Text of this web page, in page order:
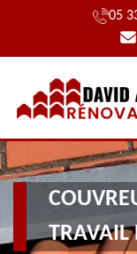
05
TRAVAIL